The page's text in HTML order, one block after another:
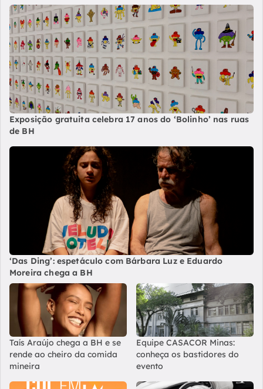
Exposição gratuita celebra 17 anos do ‘Bolinho’ nas ruas
de BH
‘Das Ding’: espetáculo com Bárbara Luz e Eduardo
Moreira chega a BH
Taís Araújo chega a BH e se
rende ao cheiro da comida
mineira
Equipe CASACOR Minas:
conheça os bastidores do
evento